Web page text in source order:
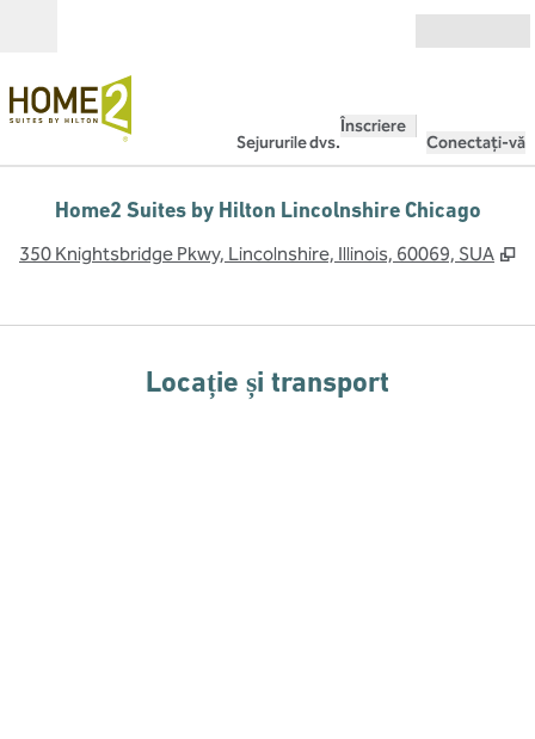
Sejururile dvs.
Înscriere
Conectați-vă
Home2 Suites by Hilton Lincolnshire Chicago
350 Knightsbridge Pkwy, Lincolnshire, Illinois, 60069, SUA ,
Locație și transport